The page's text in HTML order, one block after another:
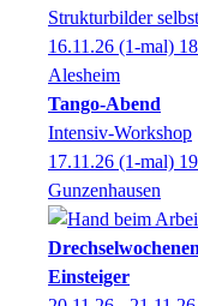
Strukturbilder
16.11.26 (1-mal)
Alesheim
Tango-Abend
Intensiv-Workshop
17.11.26 (1-mal)
Gunzenhausen
Einsteiger